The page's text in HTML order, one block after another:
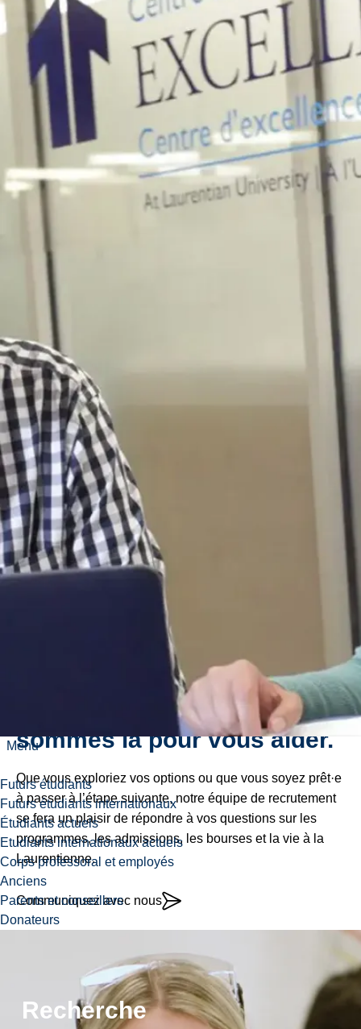
Menu
Futurs étudiants
Futurs étudiants internationaux
Étudiants actuels
Etudiants internationaux actuels
Corps professoral et employés
Anciens
Parents et conseillers
Donateurs
Recherche
provinces ou
pays;
enseignement
au niveau
éducation
dans un
musée;
études
Une question ? Nous
sommes là pour vous aider.
Que vous exploriez vos options ou que vous soyez prêt·e
à passer à l’étape suivante, notre équipe de recrutement
se fera un plaisir de répondre à vos questions sur les
programmes, les admissions, les bourses et la vie à la
Laurentienne.
Communiquez avec nous